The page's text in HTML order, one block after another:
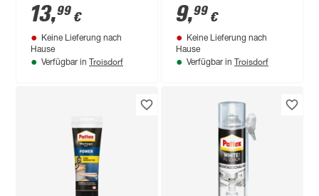
13,99 €
Keine Lieferung nach
Hause
Verfügbar in Troisdorf
Pistol' mit 6 Hotmelt
Klebesticks
9,99 €
Keine Lieferung nach
Hause
Verfügbar in Troisdorf